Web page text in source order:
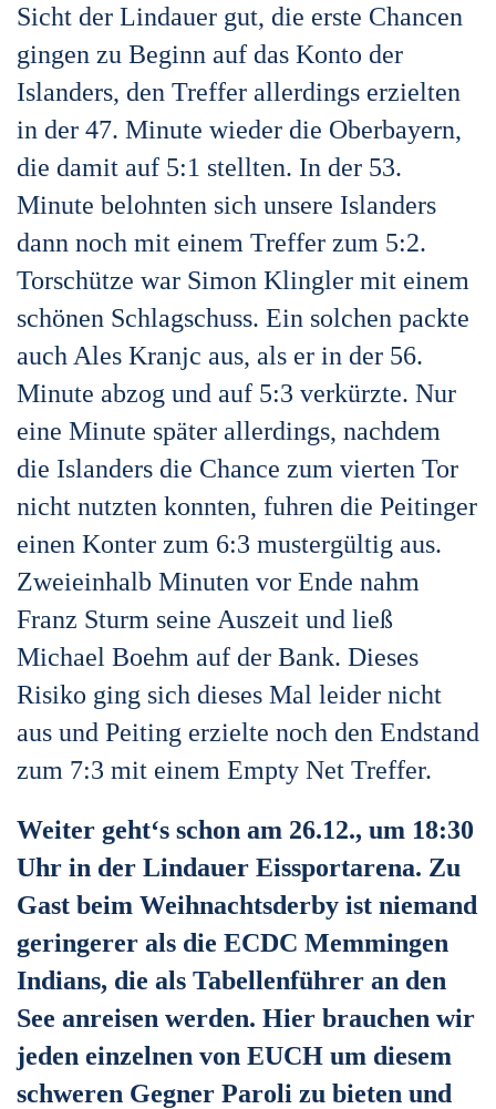
Sicht der Lindauer gut, die erste Chancen
gingen zu Beginn auf das Konto der
Islanders, den Treffer allerdings erzielten
in der 47. Minute wieder die Oberbayern,
die damit auf 5:1 stellten. In der 53.
Minute belohnten sich unsere Islanders
dann noch mit einem Treffer zum 5:2.
Torschütze war Simon Klingler mit einem
schönen Schlagschuss. Ein solchen packte
auch Ales Kranjc aus, als er in der 56.
Minute abzog und auf 5:3 verkürzte. Nur
eine Minute später allerdings, nachdem
die Islanders die Chance zum vierten Tor
nicht nutzten konnten, fuhren die Peitinger
einen Konter zum 6:3 mustergültig aus.
Zweieinhalb Minuten vor Ende nahm
Franz Sturm seine Auszeit und ließ
Michael Boehm auf der Bank. Dieses
Risiko ging sich dieses Mal leider nicht
aus und Peiting erzielte noch den Endstand
zum 7:3 mit einem Empty Net Treffer.
Weiter geht‘s schon am 26.12., um 18:30
Uhr in der Lindauer Eissportarena. Zu
Gast beim Weihnachtsderby ist niemand
geringerer als die ECDC Memmingen
Indians, die als Tabellenführer an den
See anreisen werden. Hier brauchen wir
jeden einzelnen von EUCH um diesem
schweren Gegner Paroli zu bieten und